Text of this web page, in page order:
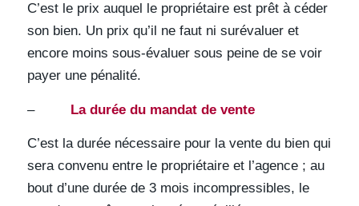
C’est le prix auquel le propriétaire est prêt à céder
son bien. Un prix qu’il ne faut ni surévaluer et
encore moins sous-évaluer sous peine de se voir
payer une pénalité.
– La durée du mandat de vente
C’est la durée nécessaire pour la vente du bien qui
sera convenu entre le propriétaire et l’agence ; au
bout d’une durée de 3 mois incompressibles, le